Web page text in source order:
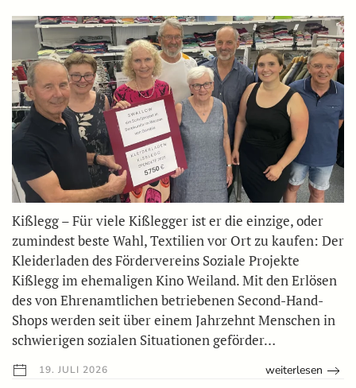
Kißlegg – Für viele Kißlegger ist er die einzige, oder
zumindest beste Wahl, Textilien vor Ort zu kaufen: Der
Kleiderladen des Fördervereins Soziale Projekte
Kißlegg im ehemaligen Kino Weiland. Mit den Erlösen
des von Ehrenamtlichen betriebenen Second-Hand-
Shops werden seit über einem Jahrzehnt Menschen in
schwierigen sozialen Situationen geförder…
19. JULI 2026 weiterlesen